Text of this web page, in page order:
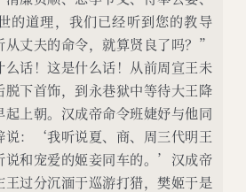
矫齐桓公不听淫
文公而成霸业。故
，从夫之令，又焉
》云：‘猷之未
的道理，我们已经听到您的教导
从丈夫的命令，就算贤良了吗？”
话！这是什么话！从前周宣王未
下首饰，到永巷狱中等待大王降
起上朝。汉成帝命令班婕妤与他同
说：‘我听说夏、商、周三代明王
说和宠爱的姬妾同车的。’汉成帝
王过分沉湎于巡游打猎，樊姬于是